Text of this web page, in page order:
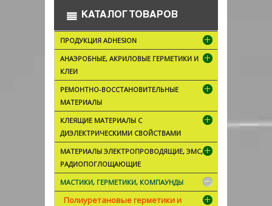
КАТАЛОГ ТОВАРОВ
ПРОДУКЦИЯ ADHESION
АНАЭРОБНЫЕ, АКРИЛОВЫЕ ГЕРМЕТИКИ И
КЛЕИ
РЕМОНТНО-ВОССТАНОВИТЕЛЬНЫЕ
МАТЕРИАЛЫ
КЛЕЯЩИЕ МАТЕРИАЛЫ С
ДИЭЛЕКТРИЧЕСКИМИ СВОЙСТВАМИ
МАТЕРИАЛЫ ЭЛЕКТРОПРОВОДЯЩИЕ, ЭМС,
РАДИОПОГЛОЩАЮЩИЕ
МАСТИКИ, ГЕРМЕТИКИ, КОМПАУНДЫ
Полиуретановые герметики и